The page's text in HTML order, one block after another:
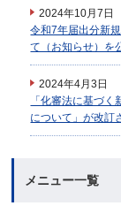
2024年10月7日
令和7年届出分新
て（お知らせ）を
2024年4月3日
「化審法に基づ
について」が改訂
メニュー一覧